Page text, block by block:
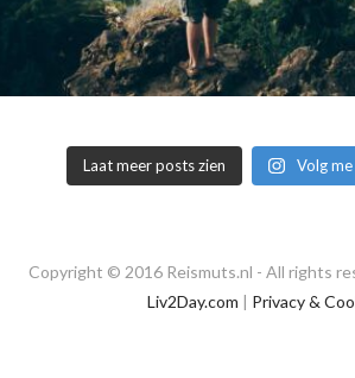
Laat meer posts zien Volg
Copyright © 2016 Reismuts.nl - All rights
Liv2Day.com | Privacy &